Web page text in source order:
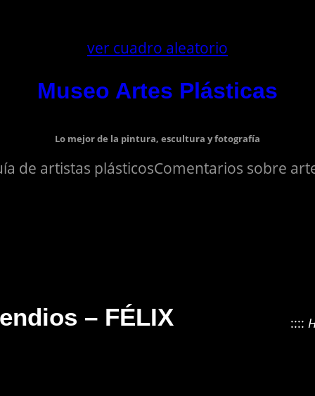
ver cuadro aleatorio
Museo Artes Plásticas
Lo mejor de la pintura, escultura y fotografía
de artistas plásticosComentarios sobre
– FÉLIX
::::